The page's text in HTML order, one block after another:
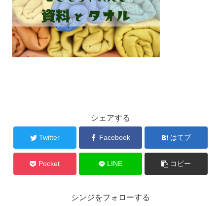
シェアする
Twitter Facebook はてブ
Pocket LINE コピー
シンジをフォローする